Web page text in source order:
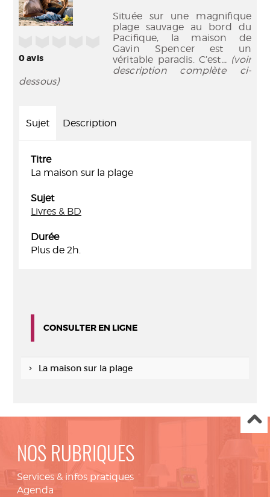
0avis
Située sur une magnifique
plage sauvage au bord du
Pacifique, la maison de
Gavin Spencer est un
véritable paradis. C’est... (voir
description complète ci-
dessous)
Sujet Description
Titre
La maison sur la plage
Sujet
Livres & BD
Durée
Plus de 2h.
CONSULTER EN LIGNE
La maison sur la plage
NOS RUBRIQUES
Services & infos pratiques
Agenda